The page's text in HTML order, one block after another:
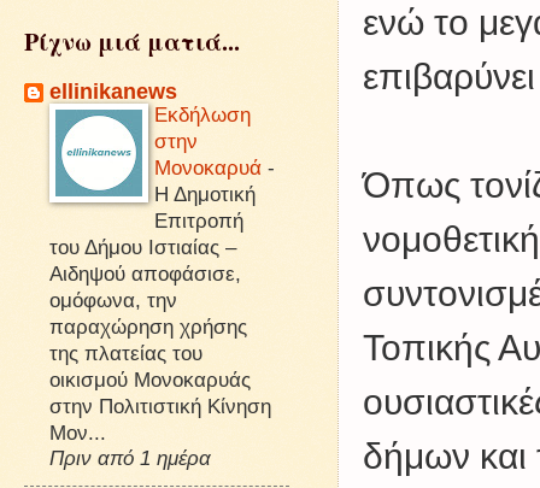
ενώ το
Όπως
Τοπικής
δήμων και
Ρίχνω μιά ματιά...
ellinikanews
Εκδήλωση
στην
Μονοκαρυά -
Η Δημοτική
Επιτροπή
του Δήμου Ιστιαίας –
Αιδηψού αποφάσισε,
ομόφωνα, την
παραχώρηση χρήσης
της πλατείας του
οικισμού Μονοκαρυάς
στην Πολιτιστική Κίνηση
Μον...
Πριν από 1 ημέρα